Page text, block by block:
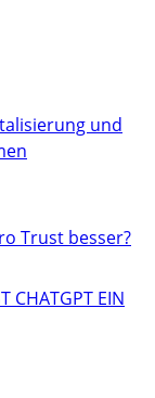
und
Trust besser?
CHATGPT EIN